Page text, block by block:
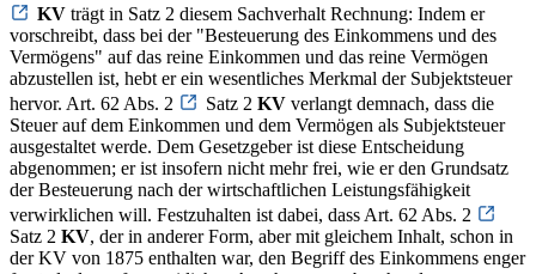
KV trägt in Satz 2 diesem Sachverhalt Rechnung: Indem er
vorschreibt, dass bei der "Besteuerung des Einkommens und des
Vermögens" auf das reine Einkommen und das reine Vermögen
abzustellen ist, hebt er ein wesentliches Merkmal der Subjektsteuer
hervor. Art. 62 Abs. 2
Satz 2 KV verlangt demnach, dass die
Steuer auf dem Einkommen und dem Vermögen als Subjektsteuer
ausgestaltet werde. Dem Gesetzgeber ist diese Entscheidung
abgenommen; er ist insofern nicht mehr frei, wie er den Grundsatz
der Besteuerung nach der wirtschaftlichen Leistungsfähigkeit
verwirklichen will. Festzuhalten ist dabei, dass Art. 62 Abs. 2
Satz 2 KV, der in anderer Form, aber mit gleichem Inhalt, schon in
der KV von 1875 enthalten war, den Begriff des Einkommens enger